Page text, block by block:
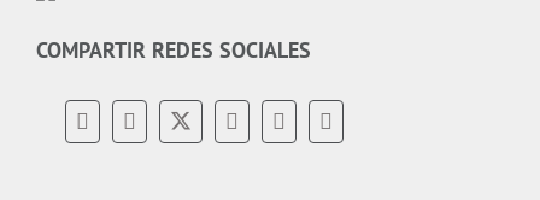
COMPARTIR REDES SOCIALES